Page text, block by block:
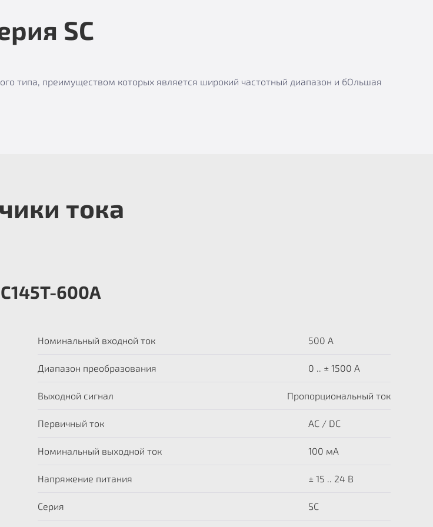
SC
типа, преимуществом которых является широкий частотный диапазон и бОльшая
тока
600A
Номинальный входной ток 500 A
Диапазон преобразования 0 .. ± 1500 А
Выходной сигнал Пропорциональный ток
Первичный ток AC / DC
Номинальный выходной ток 100 мА
Напряжение питания ± 15 .. 24 В
Серия SC